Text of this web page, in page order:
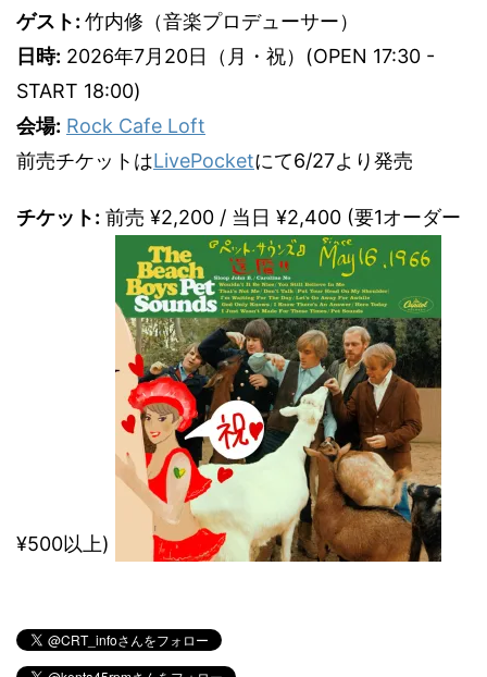
ゲスト: 竹内修（音楽プロデューサー）
日時: 2026年7月20日（月・祝）(OPEN 17:30 -
START 18:00)
会場: Rock Cafe Loft
前売チケットはLivePocketにて6/27より発売
チケット: 前売 ¥2,200 / 当日 ¥2,400 (要1オーダー
¥500以上)